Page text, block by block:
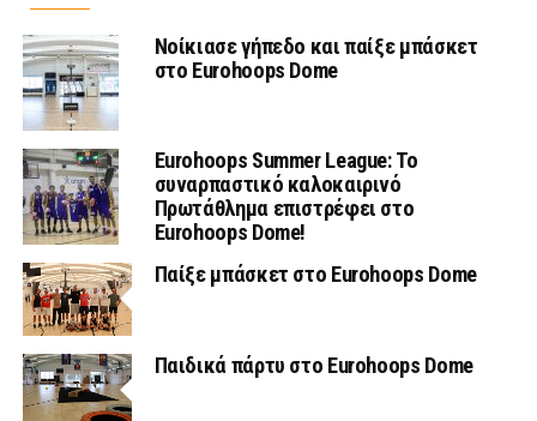
Νοίκιασε γήπεδο και παίξε μπάσκετ
στο Eurohoops Dome
Eurohoops Summer League: Το
συναρπαστικό καλοκαιρινό
Πρωτάθλημα επιστρέφει στο
Eurohoops Dome!
Παίξε μπάσκετ στο Eurohoops Dome
Παιδικά πάρτυ στο Eurohoops Dome